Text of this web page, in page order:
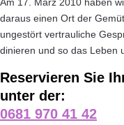
Am 17. März 2010 haben
daraus einen Ort der
ungestört vertrauliche
dinieren und so das Leben
Reservieren Sie
unter der:
0681 970 41 42